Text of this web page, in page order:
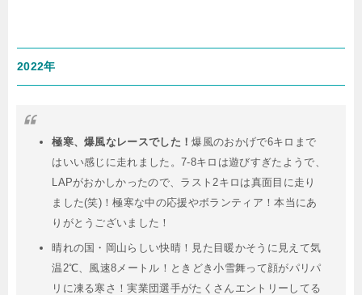
2022年
極寒、爆風なレースでした！爆風のおかげで6キロまで
はいい感じに走れました。7-8キロは遊びすぎたようで、
LAPがおかしかったので、ラスト2キロは真面目に走り
ました(笑)！極寒な中の応援やボランティア！本当にあ
りがとうございました！
晴れの国・岡山らしい快晴！見た目暖かそうに見えて気
温2℃、風速8メートル！ときどき小雪舞って顔がパリパ
リに凍る寒さ！実業団選手がたくさんエントリーしてる